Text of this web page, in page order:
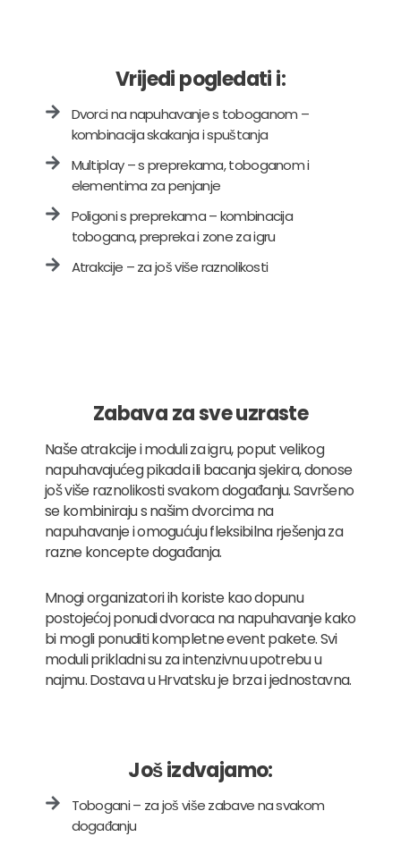
Vrijedi pogledati i:
Dvorci na napuhavanje s toboganom –
kombinacija skakanja i spuštanja
Multiplay – s preprekama, toboganom i
elementima za penjanje
Poligoni s preprekama – kombinacija
tobogana, prepreka i zone za igru
Atrakcije – za još više raznolikosti
Zabava za sve uzraste
Naše atrakcije i moduli za igru, poput velikog
napuhavajućeg pikada ili bacanja sjekira, donose
još više raznolikosti svakom događanju. Savršeno
se kombiniraju s našim dvorcima na
napuhavanje i omogućuju fleksibilna rješenja za
razne koncepte događanja.
Mnogi organizatori ih koriste kao dopunu
postojećoj ponudi dvoraca na napuhavanje kako
bi mogli ponuditi kompletne event pakete. Svi
moduli prikladni su za intenzivnu upotrebu u
najmu. Dostava u Hrvatsku je brza i jednostavna.
Još izdvajamo:
Tobogani – za još više zabave na svakom
događanju